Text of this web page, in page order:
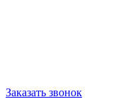
Заказать звонок